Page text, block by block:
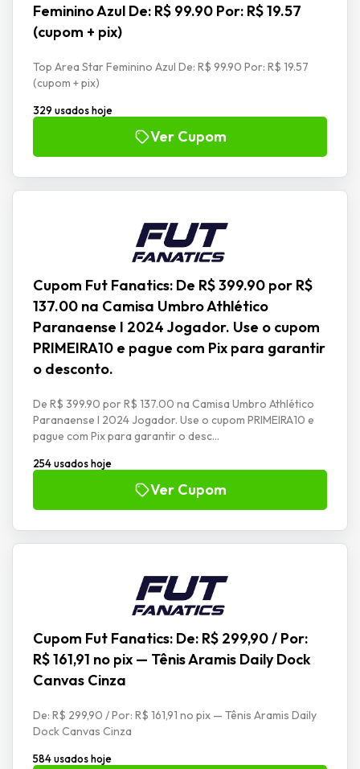
Feminino Azul De: R$ 99.90 Por: R$ 19.57
(cupom + pix)
Top Area Star Feminino Azul De: R$ 99.90 Por: R$ 19.57
(cupom + pix)
329 usados hoje
Ver Cupom
Cupom Fut Fanatics: De R$ 399.90 por R$
137.00 na Camisa Umbro Athlético
Paranaense I 2024 Jogador. Use o cupom
PRIMEIRA10 e pague com Pix para garantir
o desconto.
De R$ 399.90 por R$ 137.00 na Camisa Umbro Athlético
Paranaense I 2024 Jogador. Use o cupom PRIMEIRA10 e
pague com Pix para garantir o desc...
254 usados hoje
Ver Cupom
Cupom Fut Fanatics: De: R$ 299,90 / Por:
R$ 161,91 no pix — Tênis Aramis Daily Dock
Canvas Cinza
De: R$ 299,90 / Por: R$ 161,91 no pix — Tênis Aramis Daily
Dock Canvas Cinza
584 usados hoje